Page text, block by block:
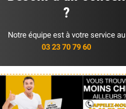
?
Notre équipe est à votre service au
03 23 70 79 60